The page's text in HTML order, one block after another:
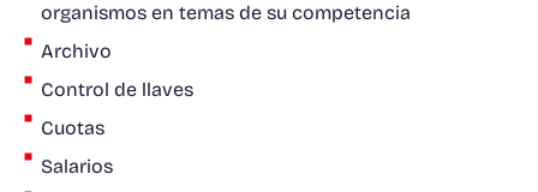
organismos en temas de su competencia
Archivo
Control de llaves
Cuotas
Salarios